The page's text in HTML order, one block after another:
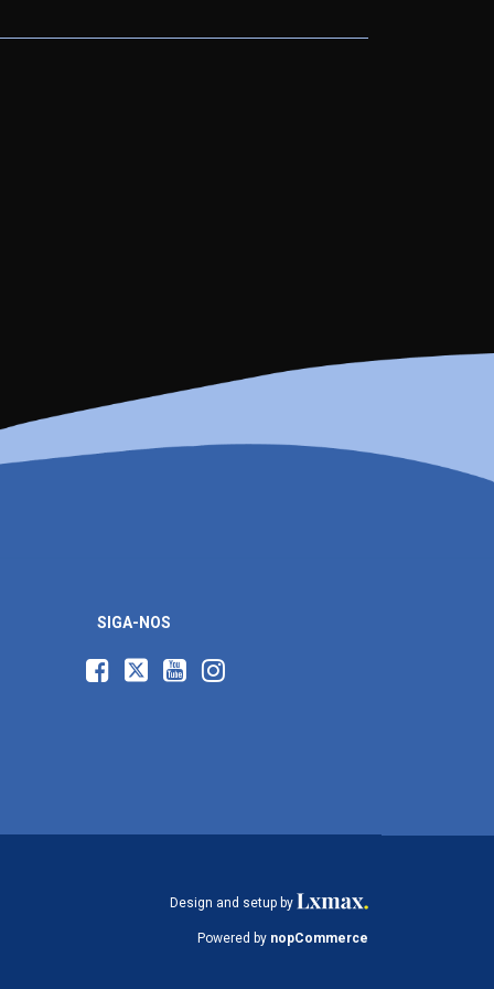
SIGA-NOS
Design and setup by
Powered by nopCommerce